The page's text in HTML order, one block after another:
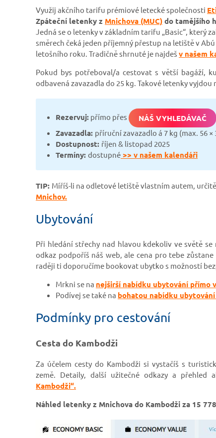
Využij akčního tarifu prémiové letecké společnosti
Zpáteční letenky z Mnichova (MUC) do tamějšího
Jedná se o letenky v základním tarifu „Basic“, který
směrech čeká jeden příjemný přestup na letiště v
letošního roku. Tradičně shrnuté je najdeš v našem
Pokud bys potřeboval/a cestovat s větší bagáží,
odbavená zavazadla do 25 kg. Takové letenky vyjdou
Rezervuj: přímo přes
NÁŠ VYHLEDÁVAČ
Zavazadla: příruční zavazadlo á 7 kg (max. 56 ×
Dostupnost: říjen & listopad 2025
Termíny: dostupné >> v našem kalendáři
TIP: Míříš-li na odletové letiště vlastním autem,
Mnichov.
Ubytování
Při hledání střechy nad hlavou kdekoliv ve světě
odkaz podpoříš náš web, ale cena pro tebe zůstane
raději ti doporučíme bookovat ubytko s možností
Mrkni se na nejširší nabídku ubytování přímo
Podívej se také na bohatou nabídku
Podmínky pro cestování
Cesta do Kambodži
Za účelem cesty do Kambodži si vystačíš s
země. Detaily, další užitečné odkazy a přehled
Kambodži“.
Náhled letenky z Mnichova do Kambodži za 15